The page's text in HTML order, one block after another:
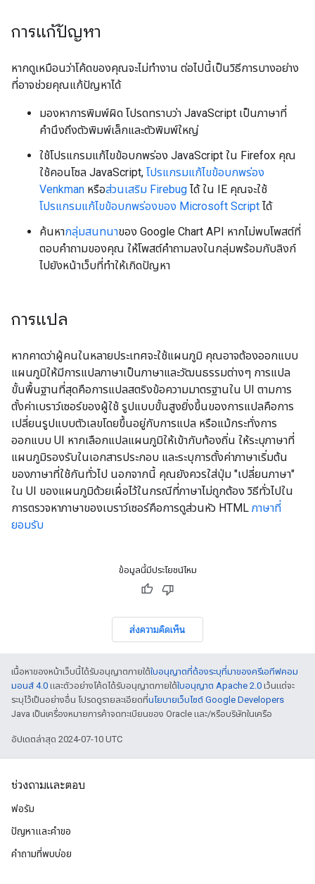
การแก้ปัญหา
หากดูเหมือนว่าโค้ดของคุณจะไม่ทำงาน ต่อไปนี้เป็นวิธีการบางอย่าง
ที่อาจช่วยคุณแก้ปัญหาได้
มองหาการพิมพ์ผิด โปรดทราบว่า JavaScript เป็นภาษาที่
คำนึงถึงตัวพิมพ์เล็กและตัวพิมพ์ใหญ่
ใช้โปรแกรมแก้ไขข้อบกพร่อง JavaScript ใน Firefox คุณ
ใช้คอนโซล JavaScript, โปรแกรมแก้ไขข้อบกพร่อง
Venkman หรือส่วนเสริม Firebug ได้ ใน IE คุณจะใช้
โปรแกรมแก้ไขข้อบกพร่องของ Microsoft Script ได้
ค้นหากลุ่มสนทนาของ Google Chart API หากไม่พบโพสต์ที่
ตอบคำถามของคุณ ให้โพสต์คำถามลงในกลุ่มพร้อมกับลิงก์
ไปยังหน้าเว็บที่ทำให้เกิดปัญหา
การแปล
หากคาดว่าผู้คนในหลายประเทศจะใช้แผนภูมิ คุณอาจต้องออกแบบ
แผนภูมิให้มีการแปลภาษาเป็นภาษาและวัฒนธรรมต่างๆ การแปล
ขั้นพื้นฐานที่สุดคือการแปลสตริงข้อความมาตรฐานใน UI ตามการ
ตั้งค่าเบราว์เซอร์ของผู้ใช้ รูปแบบขั้นสูงยิ่งขึ้นของการแปลคือการ
เปลี่ยนรูปแบบตัวเลขโดยขึ้นอยู่กับการแปล หรือแม้กระทั่งการ
ออกแบบ UI หากเลือกแปลแผนภูมิให้เข้ากับท้องถิ่น ให้ระบุภาษาที่
แผนภูมิรองรับในเอกสารประกอบ และระบุการตั้งค่าภาษาเริ่มต้น
ของภาษาที่ใช้กันทั่วไป นอกจากนี้ คุณยังควรใส่ปุ่ม "เปลี่ยนภาษา"
ใน UI ของแผนภูมิด้วยเผื่อไว้ในกรณีที่ภาษาไม่ถูกต้อง วิธีทั่วไปใน
การตรวจหาภาษาของเบราว์เซอร์คือการดูส่วนหัว HTML ภาษาที่
ยอมรับ
ข้อมูลนี้มีประโยชน์ไหม
ส่งความคิดเห็น
เนื้อหาของหน้าเว็บนี้ได้รับอนุญาตภายใต้ใบอนุญาตที่ต้องระบุที่มาของครีเอทีฟคอม
มอนส์ 4.0 และตัวอย่างโค้ดได้รับอนุญาตภายใต้ใบอนุญาต Apache 2.0 เว้นแต่จะ
ระบุไว้เป็นอย่างอื่น โปรดดูรายละเอียดที่นโยบายเว็บไซต์ Google Developers
Java เป็นเครื่องหมายการค้าจดทะเบียนของ Oracle และ/หรือบริษัทในเครือ
อัปเดตล่าสุด 2024-07-10 UTC
ช่วงถามและตอบ
ฟอรัม
ปัญหาและคําขอ
คำถามที่พบบ่อย